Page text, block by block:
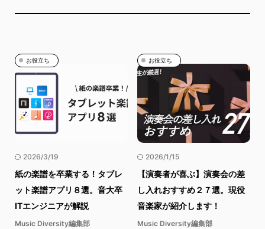
お役立ち
2026/3/19
紙の楽譜を卒業する！タブレ
ット楽譜アプリ８選。音大卒
ITエンジニアが解説
Music Diversity編集部
お役立ち
2026/1/15
【演奏者が喜ぶ】演奏会の差
し入れおすすめ２７選。現役
音楽家が紹介します！
Music Diversity編集部